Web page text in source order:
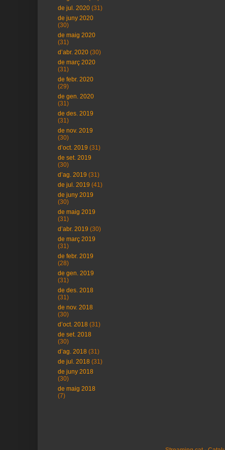
de jul. 2020 (31)
de juny 2020
(30)
de maig 2020
(31)
d’abr. 2020 (30)
de març 2020
(31)
de febr. 2020
(29)
de gen. 2020
(31)
de des. 2019
(31)
de nov. 2019
(30)
d’oct. 2019 (31)
de set. 2019
(30)
d’ag. 2019 (31)
de jul. 2019 (41)
de juny 2019
(30)
de maig 2019
(31)
d’abr. 2019 (30)
de març 2019
(31)
de febr. 2019
(28)
de gen. 2019
(31)
de des. 2018
(31)
de nov. 2018
(30)
d’oct. 2018 (31)
de set. 2018
(30)
d’ag. 2018 (31)
de jul. 2018 (31)
de juny 2018
(30)
de maig 2018
(7)